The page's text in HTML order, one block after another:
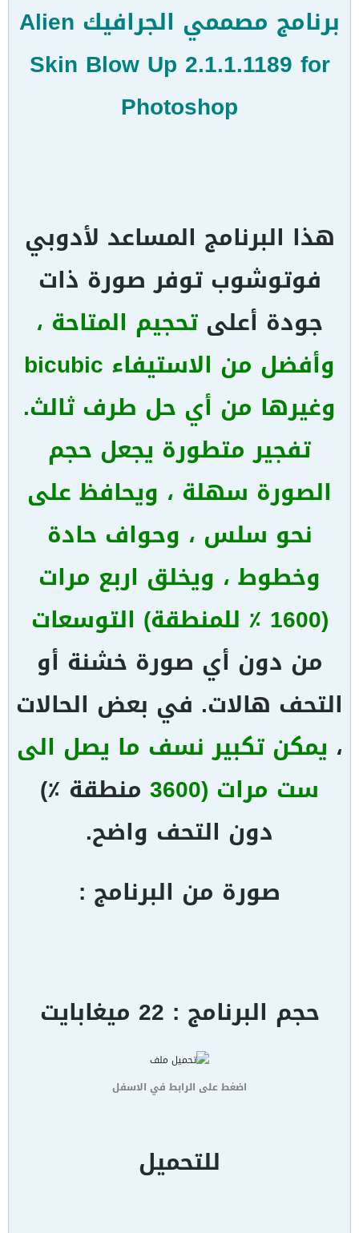
برنامج مصممي الجرافيك Alien
Skin Blow Up 2.1.1.1189 for
Photoshop
هذا البرنامج المساعد لأدوبي
فوتوشوب توفر صورة ذات
جودة أعلى تحجيم المتاحة ،
وأفضل من الاستيفاء bicubic
وغيرها من أي حل طرف ثالث.
تفجير متطورة يجعل حجم
الصورة سهلة ، ويحافظ على
نحو سلس ، وحواف حادة
وخطوط ، ويخلق اربع مرات
(1600 ٪ للمنطقة) التوسعات
من دون أي صورة خشنة أو
التحف هالات. في بعض الحالات
، يمكن تكبير نسف ما يصل الى
ست مرات (3600
منطقة ٪)
دون التحف واضح.
صورة من البرنامج :
حجم البرنامج : 22 ميغابايت
اضغط على الرابط في الاسفل
للتحميل